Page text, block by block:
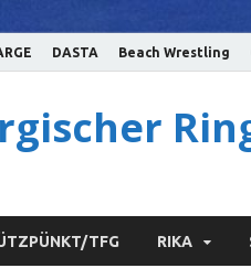
DASTA Beach Wrestling
TFG RIKA